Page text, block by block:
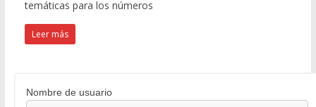
temáticas para los números
Leer más
Nombre de usuario